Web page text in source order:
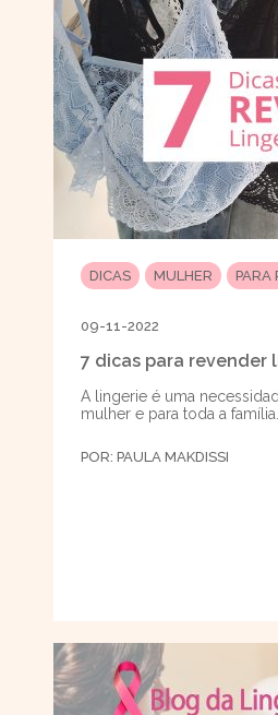
DICAS MULHER PARA
09-11-2022
7 dicas para revender
A lingerie é uma
mulher e para toda a
POR: PAULA MAKDISSI